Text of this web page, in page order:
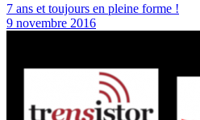
7 ans et toujours en pleine forme !
9 novembre 2016